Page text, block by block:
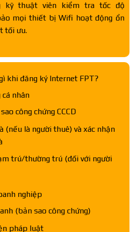
kỹ thuật viên kiểm tra tốc độ
mọi thiết bị Wifi hoạt động ổn
tối ưu.
khi đăng ký Internet FPT?
cá nhân
công chứng CCCD
(nếu là người thuê) và xác nhận
trú/thường trú (đối với người
nghiệp
(bản sao công chứng)
pháp luật